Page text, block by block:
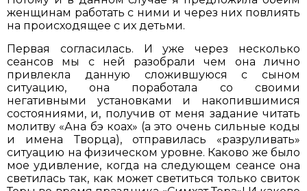
женщинам работать с ними и через них повлиять
на происходящее с их детьми.
Первая согласилась. И уже через несколько
сеансов мы с ней разобрали чем она лично
привлекла данную сложившуюся с сыном
ситуацию, она поработала со своими
негативными установками и накопившимися
состояниями, и, получив от меня задание читать
молитву «Ана бэ коах» (а это очень сильные коды
и имена Творца), отправилась «разруливать»
ситуацию на физическом уровне. Каково же было
мое удивление, когда на следующем сеансе она
светилась так, как может светиться только свиток